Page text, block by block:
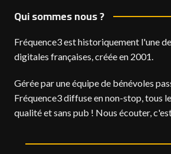
Qui sommes nous ?
Fréquence3 est historiquement l'une
digitales françaises, créée en 2001.
Gérée par une équipe de bénévoles
Fréquence3 diffuse en non-stop, tous
qualité et sans pub ! Nous écouter,